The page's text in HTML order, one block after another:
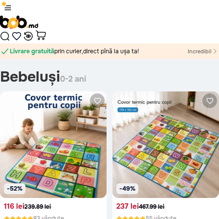
Livrare gratuităprin curier,direct pînă la ușa ta!
Incredibil
Bebeluși0-2 ani
-52%
116 lei239.89 lei
-49%
237 lei467.99 lei
În cazul în care jucăria nu corespunde ca calitate, este defectă
sau nu arată așa cum te-ai așteptat, ai 14 zile la dispoziție să
ceri banii înapoi sau să schimbi jucăria. Vom prelua jucăria de la
tine de acasă sau oficiu, absolut gratuit. Mai mult despre
politica de retur veziaici
Plăți sigure cu card bancar, prin platforma MAIB, fără
comisioane, indiferent de banca ta.
Nici un rezultat găsit
Produsul a fost adăugat în coș
Continuă cumpărăturile
Treci în coș